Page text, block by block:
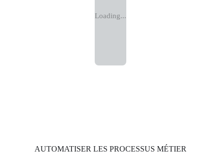
Loading...
AUTOMATISER LES PROCESSUS MÉTIER